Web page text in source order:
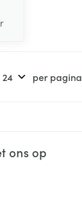
per pagina
ons op